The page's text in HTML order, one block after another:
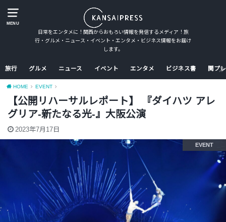
MENU
日常をエンタメに！関西からおもろい情報を発信するメディア！旅
行・グルメ・ニュース・イベント・エンタメ・ビジネス情報をお届け
します。
旅行 グルメ ニュース イベント エンタメ ビジネス書 関プ
HOME EVENT
【公開リハーサルレポート】 『ダイハツ アレ
グリア-新たなる光-』大阪公演
2023年7月17日
EVENT